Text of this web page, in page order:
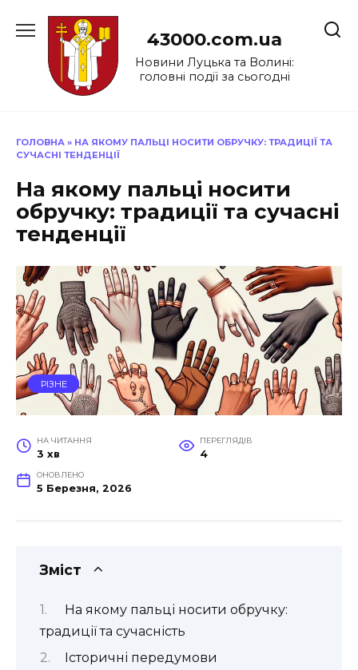
до
43000.com.ua
Новини Луцька та Волині:
головні події за сьогодні
ГОЛОВНА » НА ЯКОМУ ПАЛЬЦІ НОСИТИ ОБРУЧКУ: ТРАДИЦІЇ ТА
СУЧАСНІ ТЕНДЕНЦІЇ
На якому пальці носити
обручку: традиції та сучасні
тенденції
РІЗНЕ
НА ЧИТАННЯ
3 хв
ПЕРЕГЛЯДІВ
4
ОНОВЛЕНО
5 Березня, 2026
Зміст
На якому пальці носити обручку:
традиції та сучасність
Історичні передумови